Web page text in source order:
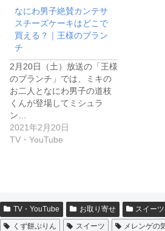
なにわ男子絶賛カンテサ
スチーズケーキはどこで
買える？｜王様のブラン
チ
2月20日（土）放送の「王様
のブランチ」では、ミキの
お二人となにわ男子の道枝
くんが登場してミシュラ
ン…
2021年2月20日
TV・YouTube
TV・YouTube お取り寄せ スイーツ
くず餅ぷりん
スイーツ メレンゲの